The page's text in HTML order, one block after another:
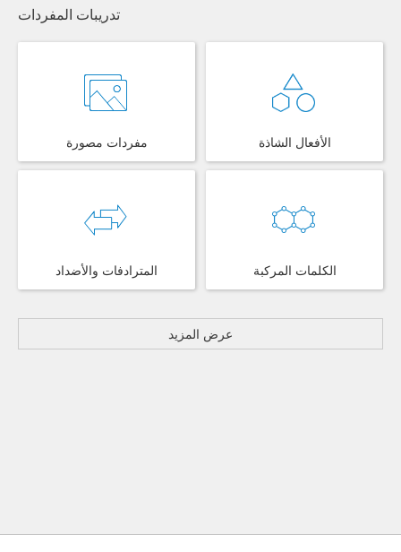
تدريبات المفردات
مفردات مصورة الأفعال الشاذة
المترادفات والأضداد الكلمات المركبة
عرض المزيد